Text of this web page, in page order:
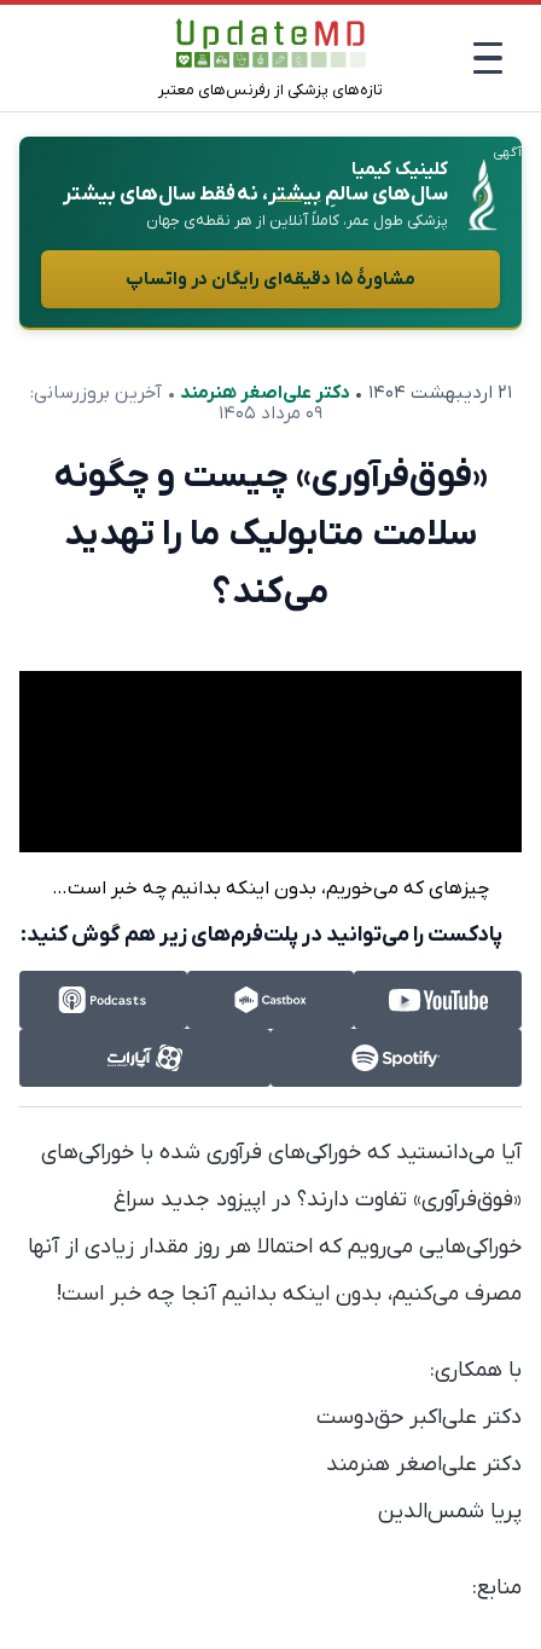
تازه‌های پزشکی از رفرنس‌های معتبر
آگهی
کلینیک کیمیا
سال‌های سالمِبیشتر، نه فقط سال‌های بیشتر
پزشکی طول عمر، کاملاً آنلاین از هر نقطه‌ی جهان
مشاورهٔ ۱۵ دقیقه‌ای رایگان در واتساپ
۲۱ اردیبهشت ۱۴۰۴ •دکتر علی‌اصغر هنرمند • آخرین بروزرسانی:
۰۹ مرداد ۱۴۰۵
«فوق‌فرآوری» چیست و چگونه
سلامت متابولیک ما را تهدید
می‌کند؟
چیزهای که می‌خوریم، بدون اینکه بدانیم چه خبر است…
پادکست را می‌توانید در پلت‌فرم‌های زیر هم گوش کنید:
آیا می‌دانستید که خوراکی‌های فرآوری شده با خوراکی‌های
«فوق‌فرآوری» تفاوت دارند؟ در اپیزود جدید سراغ
خوراکی‌هایی می‌رویم که احتمالا هر روز مقدار زیادی از آنها
مصرف می‌کنیم، بدون اینکه بدانیم آنجا چه خبر است!
با همکاری:
دکتر علی‌اکبر حق‌دوست
دکتر علی‌اصغر هنرمند
پریا شمس‌الدین
منابع: